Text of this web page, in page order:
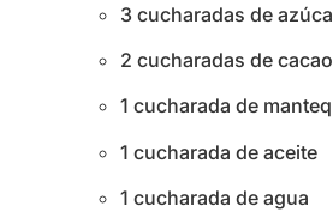
3 cucharadas de
2 cucharadas de
1 cucharada de
1 cucharada de aceite
1 cucharada de agua